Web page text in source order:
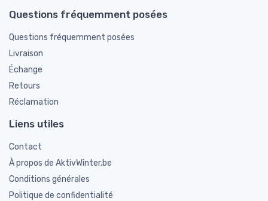
Questions fréquemment posées
Questions fréquemment posées
Livraison
Échange
Retours
Réclamation
Liens utiles
Contact
À propos de AktivWinter.be
Conditions générales
Politique de confidentialité